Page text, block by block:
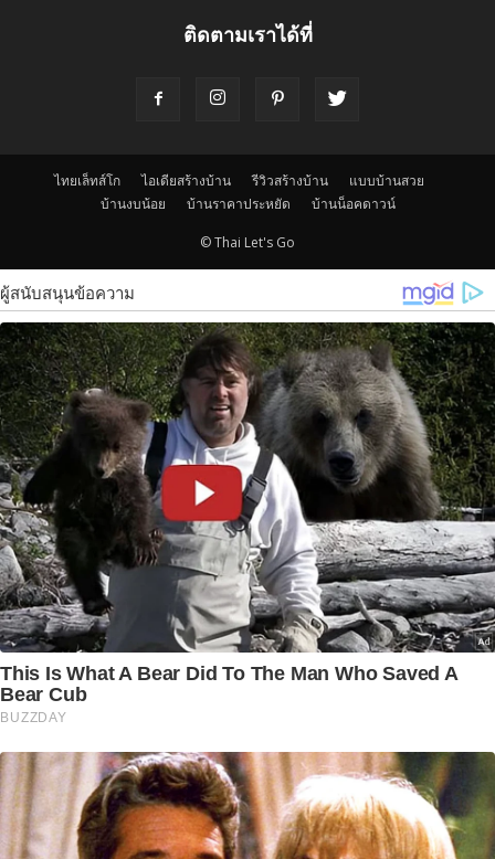
ติดตามเราได้ที่
ไทยเล็ทส์โก ไอเดียสร้างบ้าน รีวิวสร้างบ้าน
แบบบ้านสวย
บ้านงบน้อย
บ้านราคาประหยัด บ้านน็อคดาวน์
© Thai Let's Go